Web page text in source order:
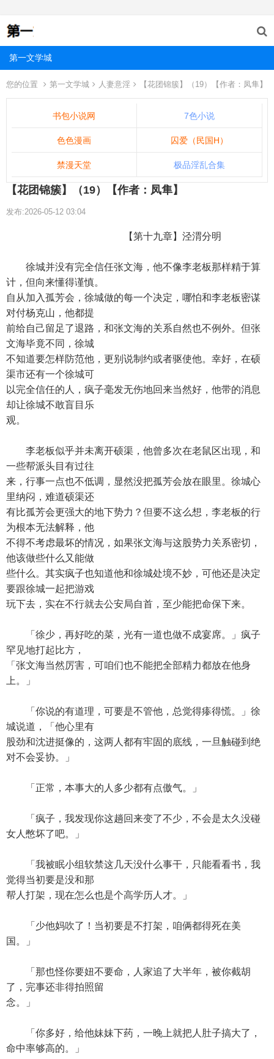
第一文学城
您的位置 第一文学城 人妻意淫 【花团锦簇】（19）【作者：凤隼】
书包小说网 7色小说
色色漫画 囚爱（民国H）
禁漫天堂 极品淫乱合集
【花团锦簇】（19）【作者：凤隼】
发布:2026-05-12 03:04
【第十九章】泾渭分明
徐城并没有完全信任张文海，他不像李老板那样精于算
计，但向来懂得谨慎。
自从加入孤芳会，徐城做的每一个决定，哪怕和李老板密谋
对付杨克山，他都提
前给自己留足了退路，和张文海的关系自然也不例外。但张
文海毕竟不同，徐城
不知道要怎样防范他，更别说制约或者驱使他。幸好，在硕
渠市还有一个徐城可
以完全信任的人，疯子毫发无伤地回来当然好，他带的消息
却让徐城不敢盲目乐
观。
李老板似乎并未离开硕渠，他曾多次在老鼠区出现，和
一些帮派头目有过往
来，行事一点也不低调，显然没把孤芳会放在眼里。徐城心
里纳闷，难道硕渠还
有比孤芳会更强大的地下势力？但要不这么想，李老板的行
为根本无法解释，他
不得不考虑最坏的情况，如果张文海与这股势力关系密切，
他该做些什么又能做
些什么。其实疯子也知道他和徐城处境不妙，可他还是决定
要跟徐城一起把游戏
玩下去，实在不行就去公安局自首，至少能把命保下来。
「徐少，再好吃的菜，光有一道也做不成宴席。」疯子
罕见地打起比方，
「张文海当然厉害，可咱们也不能把全部精力都放在他身
上。」
「你说的有道理，可要是不管他，总觉得瘆得慌。」徐
城说道，「他心里有
股劲和沈进挺像的，这两人都有牢固的底线，一旦触碰到绝
对不会妥协。」
「正常，本事大的人多少都有点傲气。」
「疯子，我发现你这趟回来变了不少，不会是太久没碰
女人憋坏了吧。」
「我被眠小组软禁这几天没什么事干，只能看看书，我
觉得当初要是没和那
帮人打架，现在怎么也是个高学历人才。」
「少他妈吹了！当初要是不打架，咱俩都得死在美
国。」
「那也怪你要妞不要命，人家追了大半年，被你截胡
了，完事还非得拍照留
念。」
「你多好，给他妹妹下药，一晚上就把人肚子搞大了，
命中率够高的。」